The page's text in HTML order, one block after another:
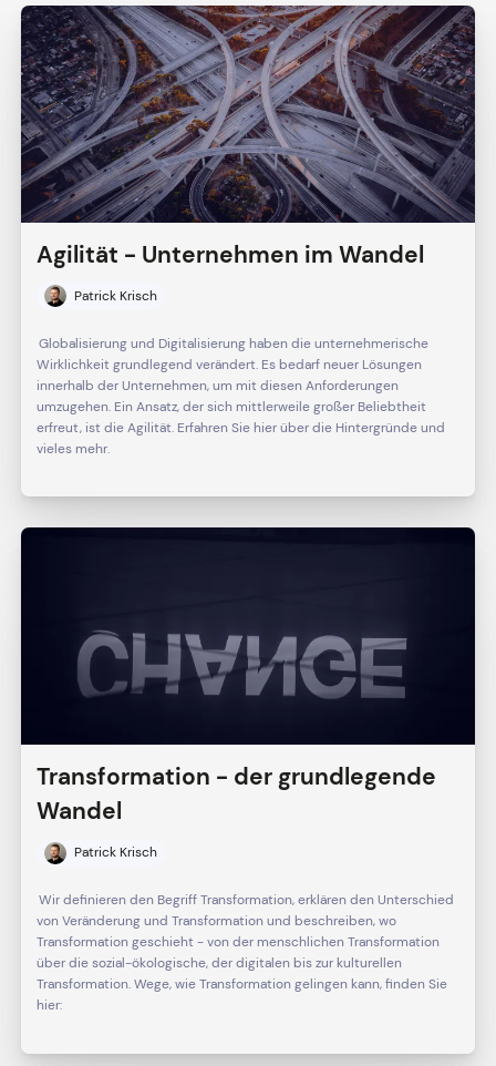
Agilität - Unternehmen im Wandel
Patrick Krisch
Globalisierung und Digitalisierung haben die unternehmerische
Wirklichkeit grundlegend verändert. Es bedarf neuer Lösungen
innerhalb der Unternehmen, um mit diesen Anforderungen
umzugehen. Ein Ansatz, der sich mittlerweile großer Beliebtheit
erfreut, ist die Agilität. Erfahren Sie hier über die Hintergründe und
vieles mehr.
Transformation - der grundlegende
Wandel
Patrick Krisch
Wir definieren den Begriff Transformation, erklären den Unterschied
von Veränderung und Transformation und beschreiben, wo
Transformation geschieht - von der menschlichen Transformation
über die sozial-ökologische, der digitalen bis zur kulturellen
Transformation. Wege, wie Transformation gelingen kann, finden Sie
hier: